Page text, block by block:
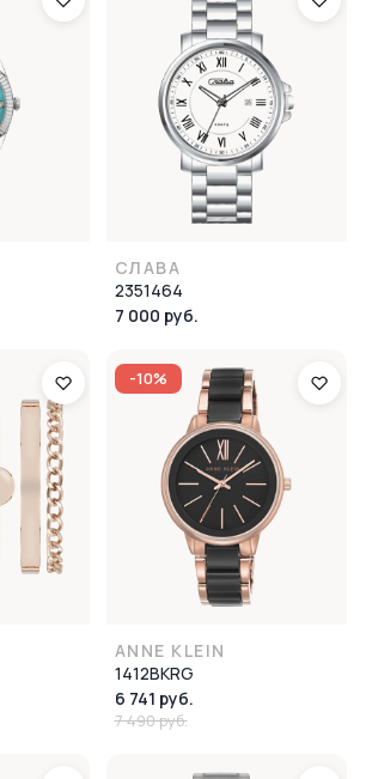
СЛАВА
2351464
7 000 руб.
-10%
ANNE KLEIN
1412BKRG
6 741 руб.
7 490 руб.